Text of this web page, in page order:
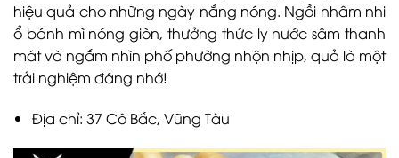
hiệu quả cho những ngày nắng nóng. Ngồi nhâm nhi
ổ bánh mì nóng giòn, thưởng thức ly nước sâm thanh
mát và ngắm nhìn phố phường nhộn nhịp, quả là một
trải nghiệm đáng nhớ!
Địa chỉ: 37 Cô Bắc, Vũng Tàu